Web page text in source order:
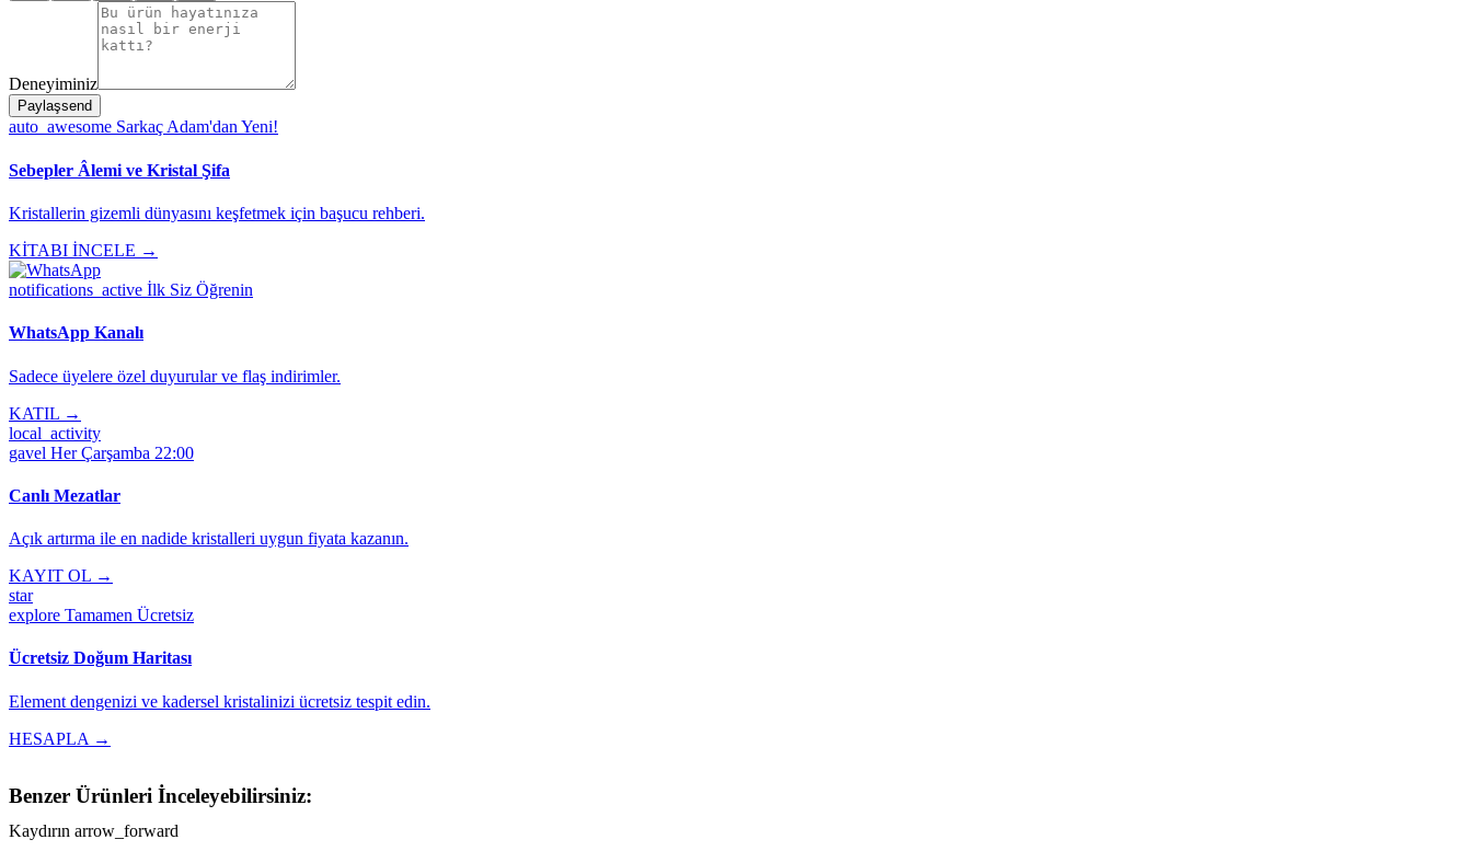
Deneyiminiz
Paylaşsend
auto_awesome Sarkaç Adam'dan Yeni!
Sebepler Âlemi ve Kristal Şifa
Kristallerin gizemli dünyasını keşfetmek için başucu rehberi.
KİTABI İNCELE →
notifications_active İlk Siz Öğrenin
WhatsApp Kanalı
Sadece üyelere özel duyurular ve flaş indirimler.
KATIL →
local_activity
gavel Her Çarşamba 22:00
Canlı Mezatlar
Açık artırma ile en nadide kristalleri uygun fiyata kazanın.
KAYIT OL →
star
explore Tamamen Ücretsiz
Ücretsiz Doğum Haritası
Element dengenizi ve kadersel kristalinizi ücretsiz tespit edin.
HESAPLA →
Benzer Ürünleri İnceleyebilirsiniz:
Kaydırın arrow_forward